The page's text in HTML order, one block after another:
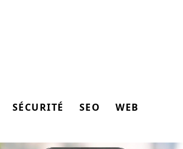
SÉCURITÉ SEO WEB